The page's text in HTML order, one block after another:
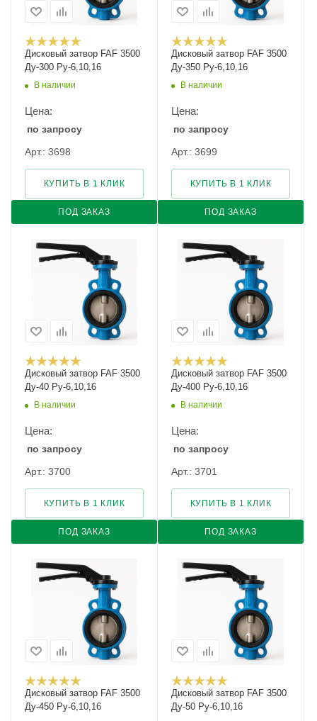
Дисковый затвор FAF 3500
Ду-300 Ру-6,10,16
В наличии
Цена:
по запросу
Арт.: 3698
ПОД ЗАКАЗ
КУПИТЬ В 1 КЛИК
Дисковый затвор FAF 3500
Ду-350 Ру-6,10,16
В наличии
Цена:
по запросу
Арт.: 3699
ПОД ЗАКАЗ
КУПИТЬ В 1 КЛИК
Дисковый затвор FAF 3500
Ду-40 Ру-6,10,16
В наличии
Цена:
по запросу
Арт.: 3700
ПОД ЗАКАЗ
КУПИТЬ В 1 КЛИК
Дисковый затвор FAF 3500
Ду-400 Ру-6,10,16
В наличии
Цена:
по запросу
Арт.: 3701
ПОД ЗАКАЗ
КУПИТЬ В 1 КЛИК
Дисковый затвор FAF 3500
Ду-450 Ру-6,10,16
Дисковый затвор FAF 3500
Ду-50 Ру-6,10,16